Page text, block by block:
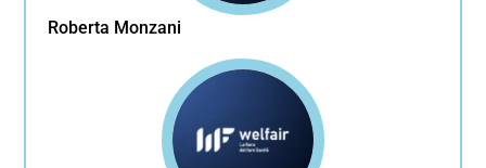
Roberta Monzani